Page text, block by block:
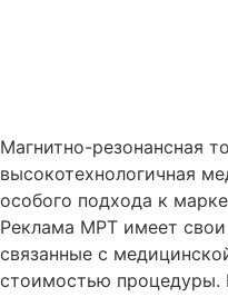
Магнитно-резонансная
высокотехнологичная
особого подхода к
Реклама МРТ имеет
связанные с
стоимостью процедуры.